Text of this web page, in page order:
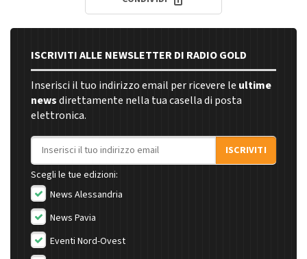
ISCRIVITI ALLE NEWSLETTER DI RADIO GOLD
Inserisci il tuo indirizzo email per ricevere le ultime
newsdirettamente nella tua casella di posta
elettronica.
Indirizzo email
ISCRIVITI
Scegli le tue edizioni:
News Alessandria
News Pavia
Eventi Nord-Ovest